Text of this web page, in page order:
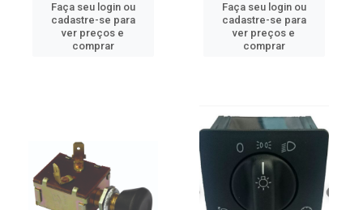
Faça seu login ou
cadastre-se para
ver preços e
comprar
Faça seu login ou
cadastre-se para
ver preços e
comprar